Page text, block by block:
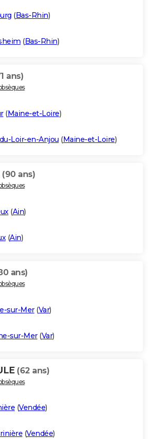
(Bas-Rhin)
(Bas-Rhin)
ans)
(Maine-et-Loire)
Loir-en-Anjou (Maine-et-Loire)
(90 ans)
(Ain)
(Ain)
ans)
sur-Mer(Var)
sur-Mer(Var)
(62 ans)
(Vendée)
(Vendée)